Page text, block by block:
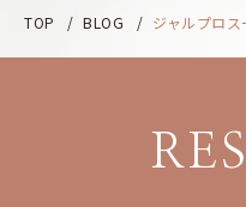
TOP / BLOG / ジャルプロ